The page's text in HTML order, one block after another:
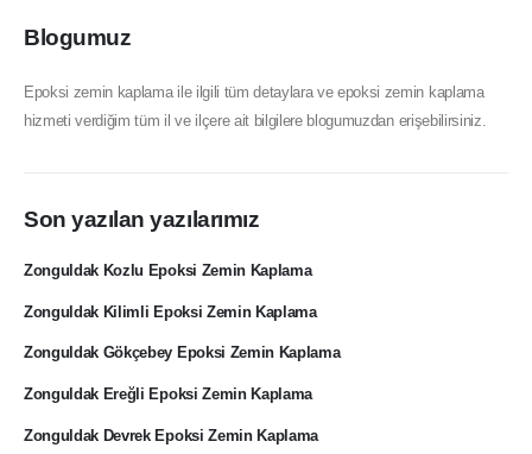
Blogumuz
Epoksi zemin kaplama ile ilgili tüm detaylara ve epoksi zemin kaplama
hizmeti verdiğim tüm il ve ilçere ait bilgilere blogumuzdan erişebilirsiniz.
Son yazılan yazılarımız
Zonguldak Kozlu Epoksi Zemin Kaplama
Zonguldak Kilimli Epoksi Zemin Kaplama
Zonguldak Gökçebey Epoksi Zemin Kaplama
Zonguldak Ereğli Epoksi Zemin Kaplama
Zonguldak Devrek Epoksi Zemin Kaplama